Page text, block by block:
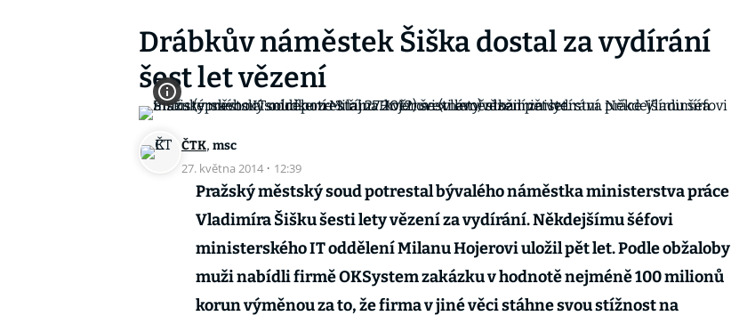
Drábkův náměstek Šiška dostal za vydírání
šest let vězení
ČTK, msc
27. května 2014 · 12:39
Pražský městský soud potrestal bývalého náměstka ministerstva práce
Vladimíra Šišku šesti lety vězení za vydírání. Někdejšímu šéfovi
ministerského IT oddělení Milanu Hojerovi uložil pět let. Podle obžaloby
muži nabídli firmě OKSystem zakázku v hodnotě nejméně 100 milionů
korun výměnou za to, že firma v jiné věci stáhne svou stížnost na